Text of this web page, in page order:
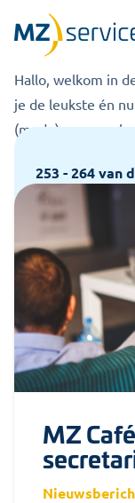
Home
Hallo, welkom in
je de leukste én
253 - 264van
MZ